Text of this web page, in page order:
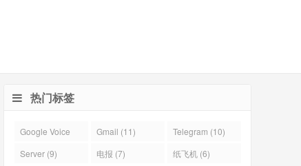
热门标签
Google Voice
(43)
Gmail (11)
Telegram (10)
Server (9)
电报 (7)
纸飞机 (6)